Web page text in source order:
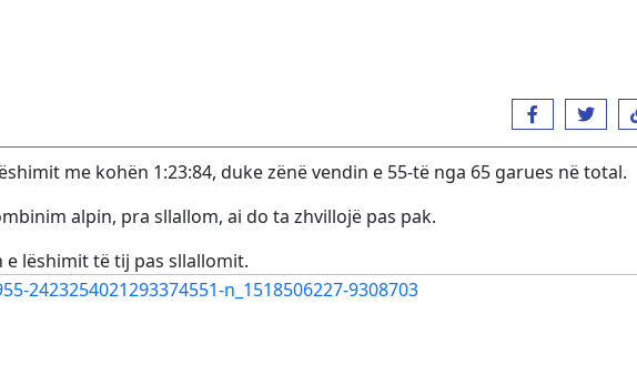
me kohën 1:23:84, duke zënë vendin e 55-të nga 65 garues në total.
alpin, pra sllallom, ai do ta zhvillojë pas pak.
lëshimit të tij pas sllallomit.